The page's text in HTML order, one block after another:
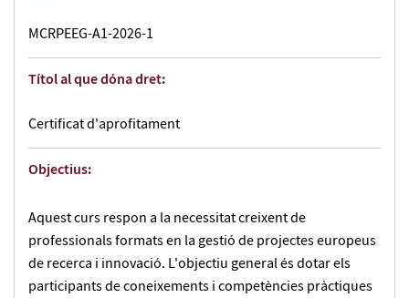
MCRPEEG-A1-2026-1
Títol al que dóna dret:
Certificat d'aprofitament
Objectius:
Aquest curs respon a la necessitat creixent de
professionals formats en la gestió de projectes europeus
de recerca i innovació. L'objectiu general és dotar els
participants de coneixements i competències pràctiques